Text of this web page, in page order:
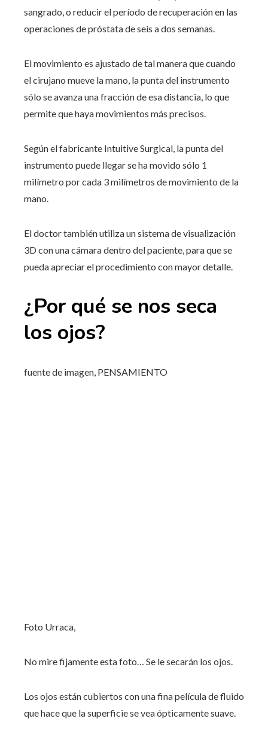
sangrado, o reducir el período de recuperación en las
operaciones de próstata de seis a dos semanas.
El movimiento es ajustado de tal manera que cuando
el cirujano mueve la mano, la punta del instrumento
sólo se avanza una fracción de esa distancia, lo que
permite que haya movimientos más precisos.
Según el fabricante Intuitive Surgical, la punta del
instrumento puede llegar se ha movido sólo 1
milímetro por cada 3 milímetros de movimiento de la
mano.
El doctor también utiliza un sistema de visualización
3D con una cámara dentro del paciente, para que se
pueda apreciar el procedimiento con mayor detalle.
¿Por qué se nos seca
los ojos?
fuente de imagen, PENSAMIENTO
Foto Urraca,
No mire fijamente esta foto… Se le secarán los ojos.
Los ojos están cubiertos con una fina película de fluido
que hace que la superficie se vea ópticamente suave.